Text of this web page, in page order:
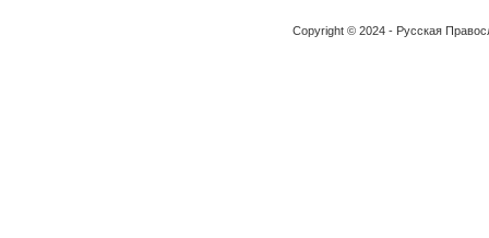
Copyright © 2024 - Русская